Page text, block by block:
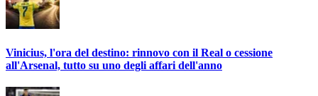
Vinicius, l'ora del destino: rinnovo con il Real o cessione
all'Arsenal, tutto su uno degli affari dell'anno